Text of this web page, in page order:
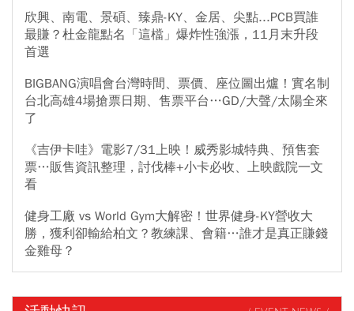
欣興、南電、景碩、臻鼎-KY、金居、尖點...PCB買誰
最賺？杜金龍點名「這檔」爆炸性強漲，11月末升段
首選
BIGBANG演唱會台灣時間、票價、座位圖出爐！實名制
台北高雄4場搶票日期、售票平台…GD/大聲/太陽全來
了
《吉伊卡哇》電影7/31上映！威秀影城特典、預售套
票…販售資訊整理，討伐棒+小卡必收、上映戲院一文
看
健身工廠 vs World Gym大解密！世界健身-KY營收大
勝，獲利卻輸給柏文？教練課、會籍…誰才是真正賺錢
金雞母？